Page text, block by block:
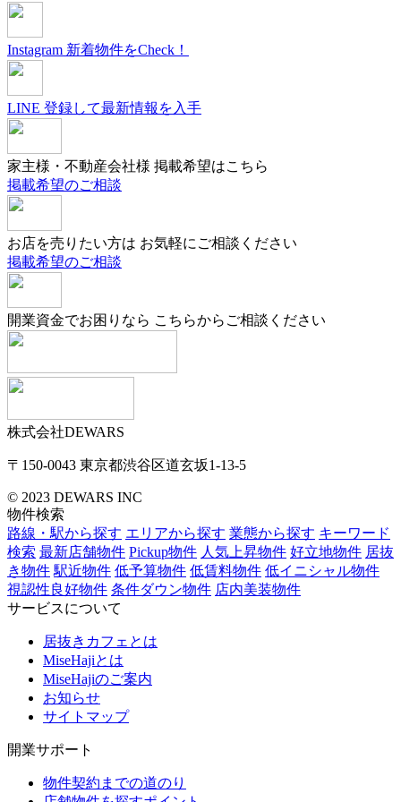
Instagram 新着物件をCheck！
LINE 登録して最新情報を入手
家主様・不動産会社様 掲載希望はこちら
掲載希望のご相談
お店を売りたい方は お気軽にご相談ください
掲載希望のご相談
開業資金でお困りなら こちらからご相談ください
株式会社DEWARS
〒150-0043 東京都渋谷区道玄坂1-13-5
© 2023 DEWARS INC
物件検索
路線・駅から探す エリアから探す 業態から探す キーワード
検索 最新店舗物件 Pickup物件 人気上昇物件 好立地物件 居抜
き物件 駅近物件 低予算物件 低賃料物件 低イニシャル物件
視認性良好物件 条件ダウン物件 店内美装物件
サービスについて
居抜きカフェとは
MiseHajiとは
MiseHajiのご案内
お知らせ
サイトマップ
開業サポート
物件契約までの道のり